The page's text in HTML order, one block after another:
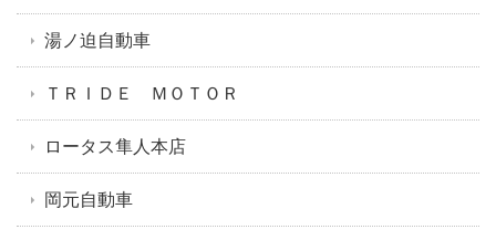
湯ノ迫自動車
ＴＲＩＤＥ ＭＯＴＯＲ
ロータス隼人本店
岡元自動車